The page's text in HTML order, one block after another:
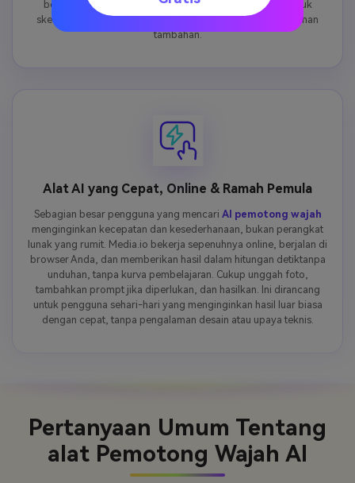
besar yang dapat dicetak, wajah yang diekstrak siap untuk
skenario kreatif atau praktis apa puntanpa perlu pembersihan
tambahan.
Alat AI yang Cepat, Online & Ramah Pemula
Sebagian besar pengguna yang mencari AI pemotong wajah
menginginkan kecepatan dan kesederhanaan, bukan perangkat
lunak yang rumit. Media.io bekerja sepenuhnya online, berjalan di
browser Anda, dan memberikan hasil dalam hitungan detiktanpa
unduhan, tanpa kurva pembelajaran. Cukup unggah foto,
tambahkan prompt jika diperlukan, dan hasilkan. Ini dirancang
untuk pengguna sehari-hari yang menginginkan hasil luar biasa
dengan cepat, tanpa pengalaman desain atau upaya teknis.
Pertanyaan Umum Tentang
alat Pemotong Wajah AI